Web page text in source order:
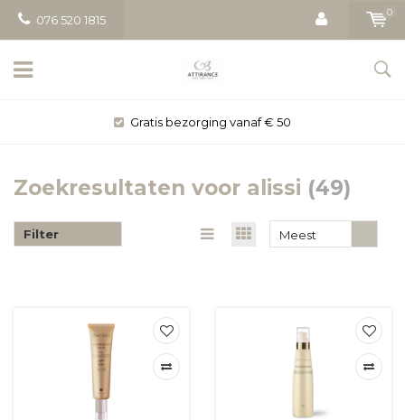
076 520 1815
0
Gratis bezorging vanaf € 50
Zoekresultaten voor alissi (49)
Filter
Meest